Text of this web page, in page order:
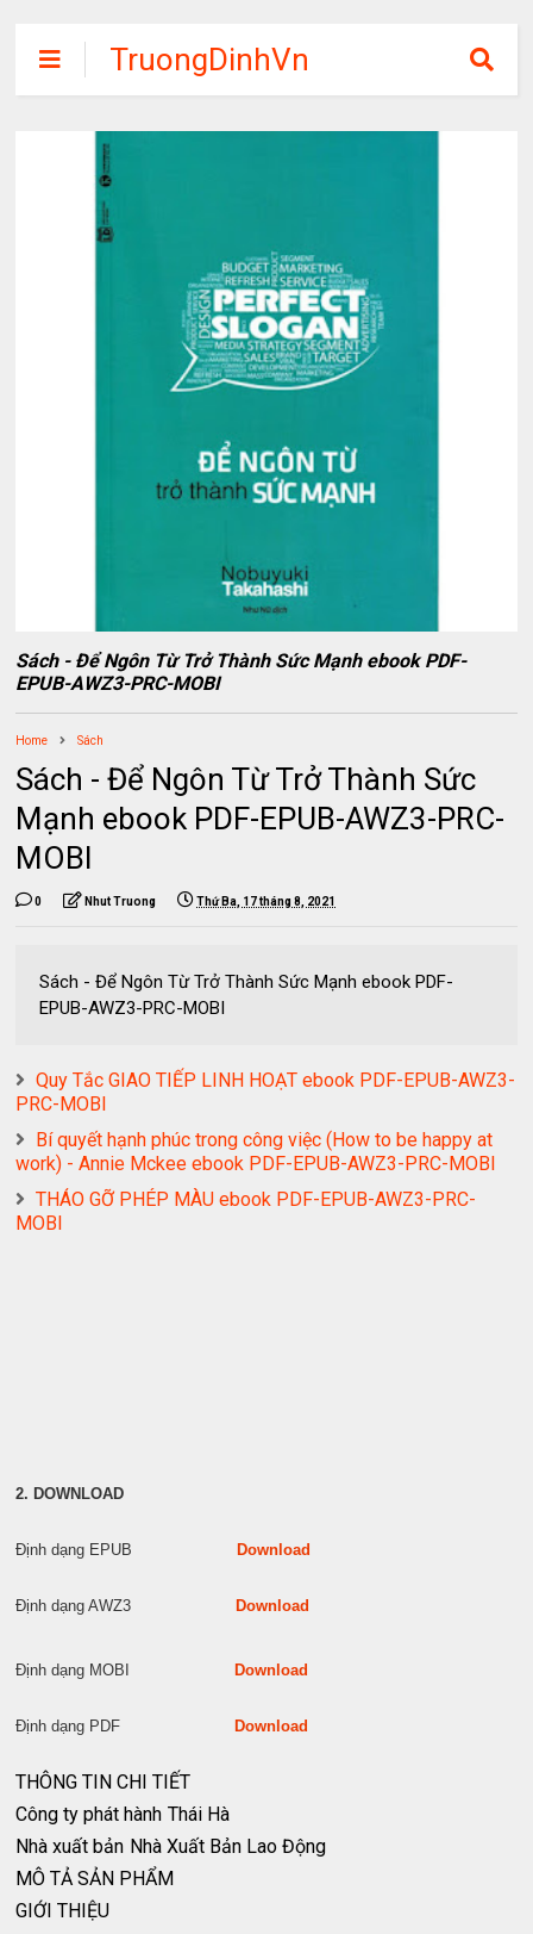
TruongDinhVn
Chia sẽ ebook,
các khóa học,
phần mềm học
Sách - Để Ngôn Từ Trở Thành Sức Mạnh ebook PDF-
EPUB-AWZ3-PRC-MOBI
Home Sách
Sách - Để Ngôn Từ Trở Thành Sức
Mạnh ebook PDF-EPUB-AWZ3-PRC-
MOBI
0 Nhut Truong Thứ Ba, 17 tháng 8, 2021
Sách - Để Ngôn Từ Trở Thành Sức Mạnh ebook PDF-
EPUB-AWZ3-PRC-MOBI
Quy Tắc GIAO TIẾP LINH HOẠT ebook PDF-EPUB-AWZ3-
PRC-MOBI
Bí quyết hạnh phúc trong công việc (How to be happy at
work) - Annie Mckee ebook PDF-EPUB-AWZ3-PRC-MOBI
THÁO GỠ PHÉP MÀU ebook PDF-EPUB-AWZ3-PRC-
MOBI
2. DOWNLOAD
Định dạng EPUB Download
Định dạng AWZ3 Download
Định dạng MOBI Download
Định dạng PDF Download
THÔNG TIN CHI TIẾT
Công ty phát hành Thái Hà
Nhà xuất bản Nhà Xuất Bản Lao Động
MÔ TẢ SẢN PHẨM
GIỚI THIỆU